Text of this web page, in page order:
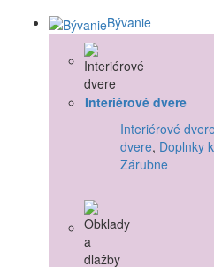
Bývanie
Interiérové dvere
Interiérové
dvere, Doplnky
Zárubne